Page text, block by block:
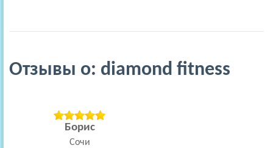
Отзывы о: diamond fitness
Борис
Сочи